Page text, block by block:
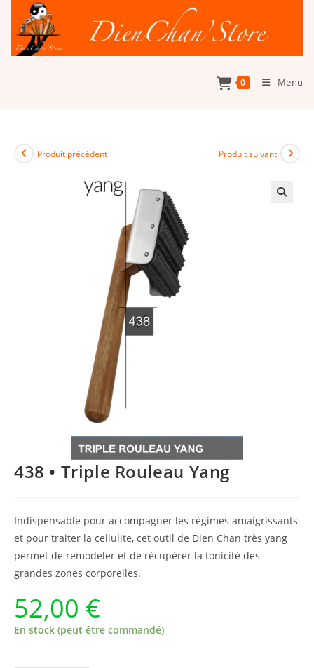
content
0 Menu
Produit précédent Produit suivant
438 • Triple Rouleau Yang
Indispensable pour accompagner les régimes amaigrissants
et pour traiter la cellulite, cet outil de Dien Chan très yang
permet de remodeler et de récupérer la tonicité des
grandes zones corporelles.
52,00 €
En stock (peut être commandé)